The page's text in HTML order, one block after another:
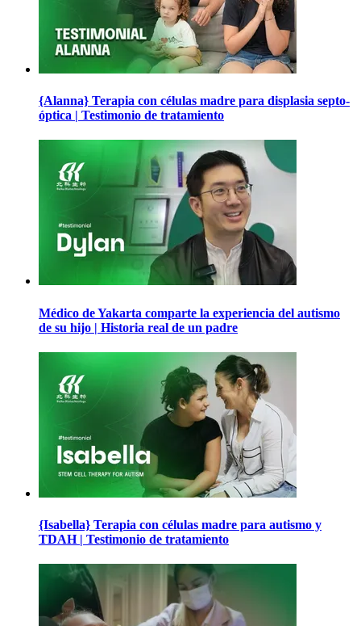
{Alanna} Terapia con células madre para displasia septo-
óptica | Testimonio de tratamiento
Médico de Yakarta comparte la experiencia del autismo
de su hijo | Historia real de un padre
{Isabella} Terapia con células madre para autismo y
TDAH | Testimonio de tratamiento